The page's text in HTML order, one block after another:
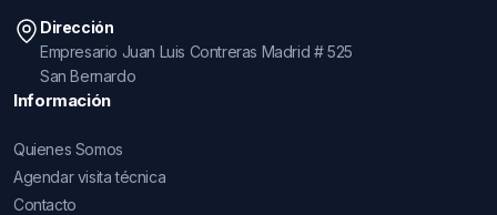
Dirección
Empresario Juan Luis Contreras Madrid # 525
San Bernardo
Información
Quienes Somos
Agendar visita técnica
Contacto